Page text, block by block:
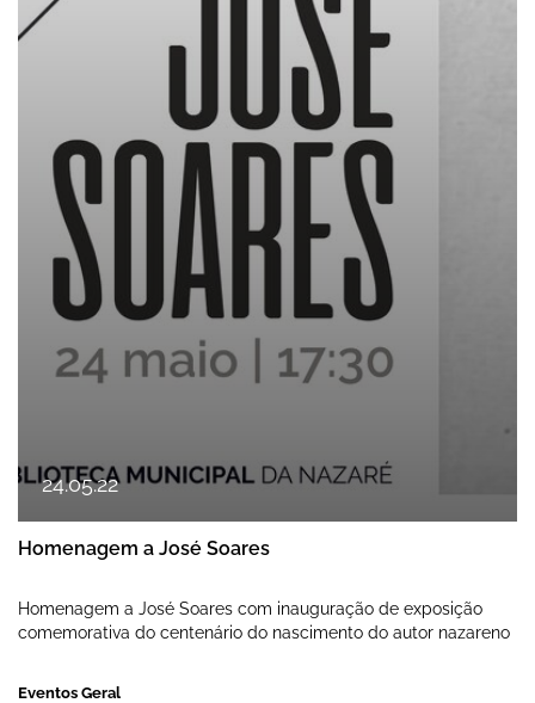
24.05.22
Homenagem a José Soares
Homenagem a José Soares com inauguração de exposição
comemorativa do centenário do nascimento do autor nazareno
Eventos Geral